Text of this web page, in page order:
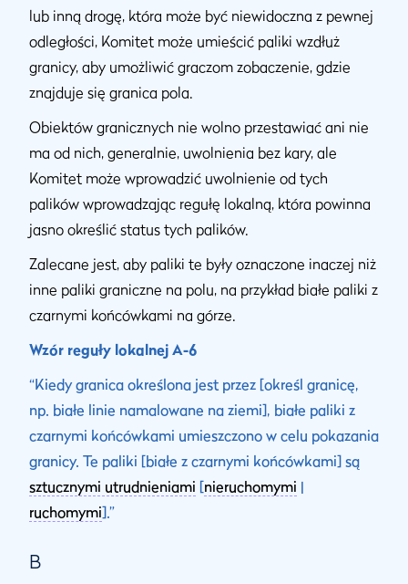
lub inną drogę, która może być niewidoczna z pewnej
odległości, Komitet może umieścić paliki wzdłuż
granicy, aby umożliwić graczom zobaczenie, gdzie
znajduje się granica pola.
Obiektów granicznych nie wolno przestawiać ani nie
ma od nich, generalnie, uwolnienia bez kary, ale
Komitet może wprowadzić uwolnienie od tych
palików wprowadzając regułę lokalną, która powinna
jasno określić status tych palików.
Zalecane jest, aby paliki te były oznaczone inaczej niż
inne paliki graniczne na polu, na przykład białe paliki z
czarnymi końcówkami na górze.
Wzór reguły lokalnej A-6
“Kiedy granica określona jest przez [określ granicę,
np. białe linie namalowane na ziemi], białe paliki z
czarnymi końcówkami umieszczono w celu pokazania
granicy. Te paliki [białe z czarnymi końcówkami] są
sztucznymi utrudnieniami [nieruchomymi |
ruchomymi].”
B